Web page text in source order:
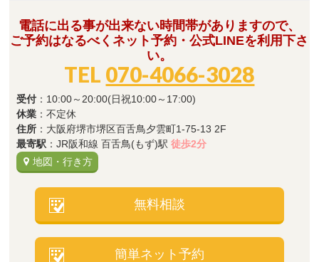
電話に出る事が出来ない時間帯がありますので、
ご予約はなるべくネット予約・公式LINEを利用下さ
い。
TEL 070-4066-3028
受付 ：10:00～20:00(日祝10:00～17:00)
休業 ：不定休
住所 ：大阪府堺市堺区百舌鳥夕雲町1-75-13 2F
最寄駅 ：JR阪和線 百舌鳥(もず)駅徒歩2分
地図・行き方
無料相談
簡単ネット予約